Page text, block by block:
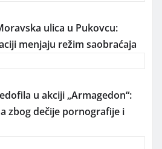
ulica u Pukovcu:
menjaju režim saobraćaja
u akciji „Armagedon“:
zbog dečije pornografije i